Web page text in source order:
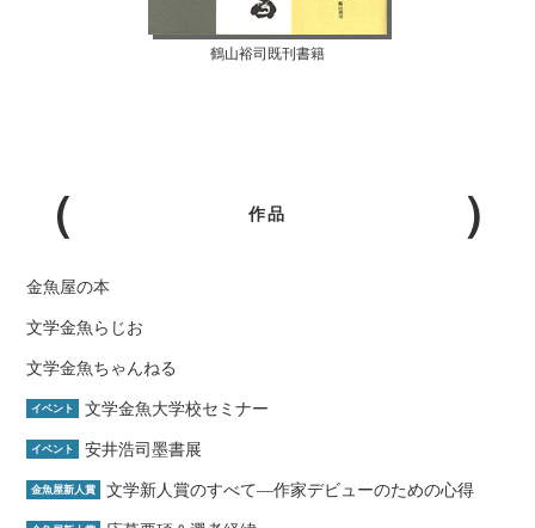
鶴山裕司既刊書籍
作品
金魚屋の本
文学金魚らじお
文学金魚ちゃんねる
イベント 文学金魚大学校セミナー
イベント 安井浩司墨書展
金魚屋新人賞 文学新人賞のすべて―作家デビューのための心得